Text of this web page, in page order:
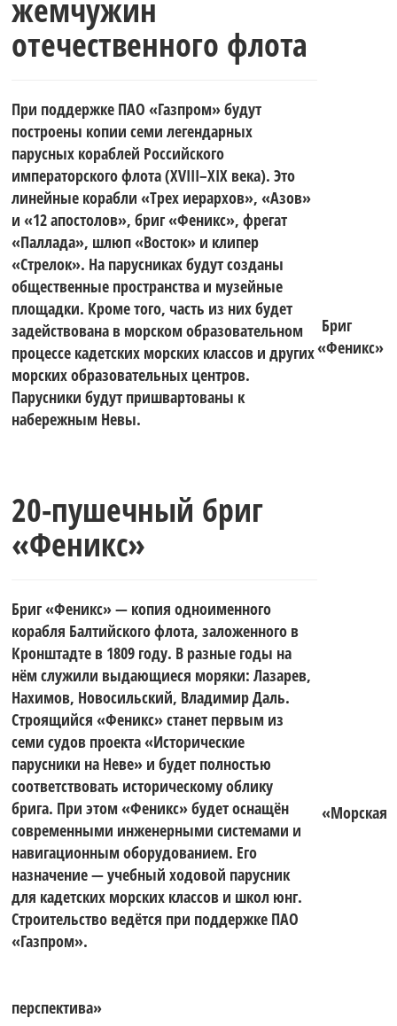
фойловых
яхтах класса
WASZP.
Гонки
проходят на
акватории
Финского
залива.
причастных!
регаты
«Оптимисты
Северной
Столицы.
Кубок
Газпрома»
жемчужин
отечественного флота
При поддержке ПАО «Газпром» будут
построены копии семи легендарных
парусных кораблей Российского
императорского флота (XVIII–XIX века). Это
линейные корабли «Трех иерархов», «Азов»
и «12 апостолов», бриг «Феникс», фрегат
«Паллада», шлюп «Восток» и клипер
«Стрелок». На парусниках будут созданы
общественные пространства и музейные
площадки. Кроме того, часть из них будет
задействована в морском образовательном
процессе кадетских морских классов и других
морских образовательных центров.
Парусники будут пришвартованы к
набережным Невы.
Бриг
«Феникс»
20-пушечный бриг
«Феникс»
Бриг «Феникс» — копия одноименного
корабля Балтийского флота, заложенного в
Кронштадте в 1809 году. В разные годы на
нём служили выдающиеся моряки: Лазарев,
Нахимов, Новосильский, Владимир Даль.
Строящийся «Феникс» станет первым из
семи судов проекта «Исторические
парусники на Неве» и будет полностью
соответствовать историческому облику
брига. При этом «Феникс» будет оснащён
современными инженерными системами и
навигационным оборудованием. Его
назначение — учебный ходовой парусник
для кадетских морских классов и школ юнг.
Строительство ведётся при поддержке ПАО
«Газпром».
«Морская
перспектива»